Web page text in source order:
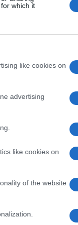
which it
like cookies on
advertising
like cookies on
of the website
mosta.
radova,
granični
je